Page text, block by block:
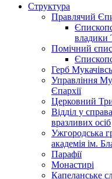
Структура
Правлячий
владики
Помічний
Герб
Управління
Єпархії
Церковний
Відділ у
вразливих осіб
Ужгородська
академія ім.
Парафії
Монастирі
Капеланське